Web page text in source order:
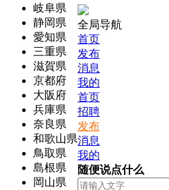
岐阜県
静岡県
愛知県
三重県
滋賀県
京都府
大阪府
兵庫県
奈良県
和歌山県
鳥取県
島根県
岡山県
全局导航
首页
发布
消息
我的
首页
招聘
发布
消息
我的
随便说点什么